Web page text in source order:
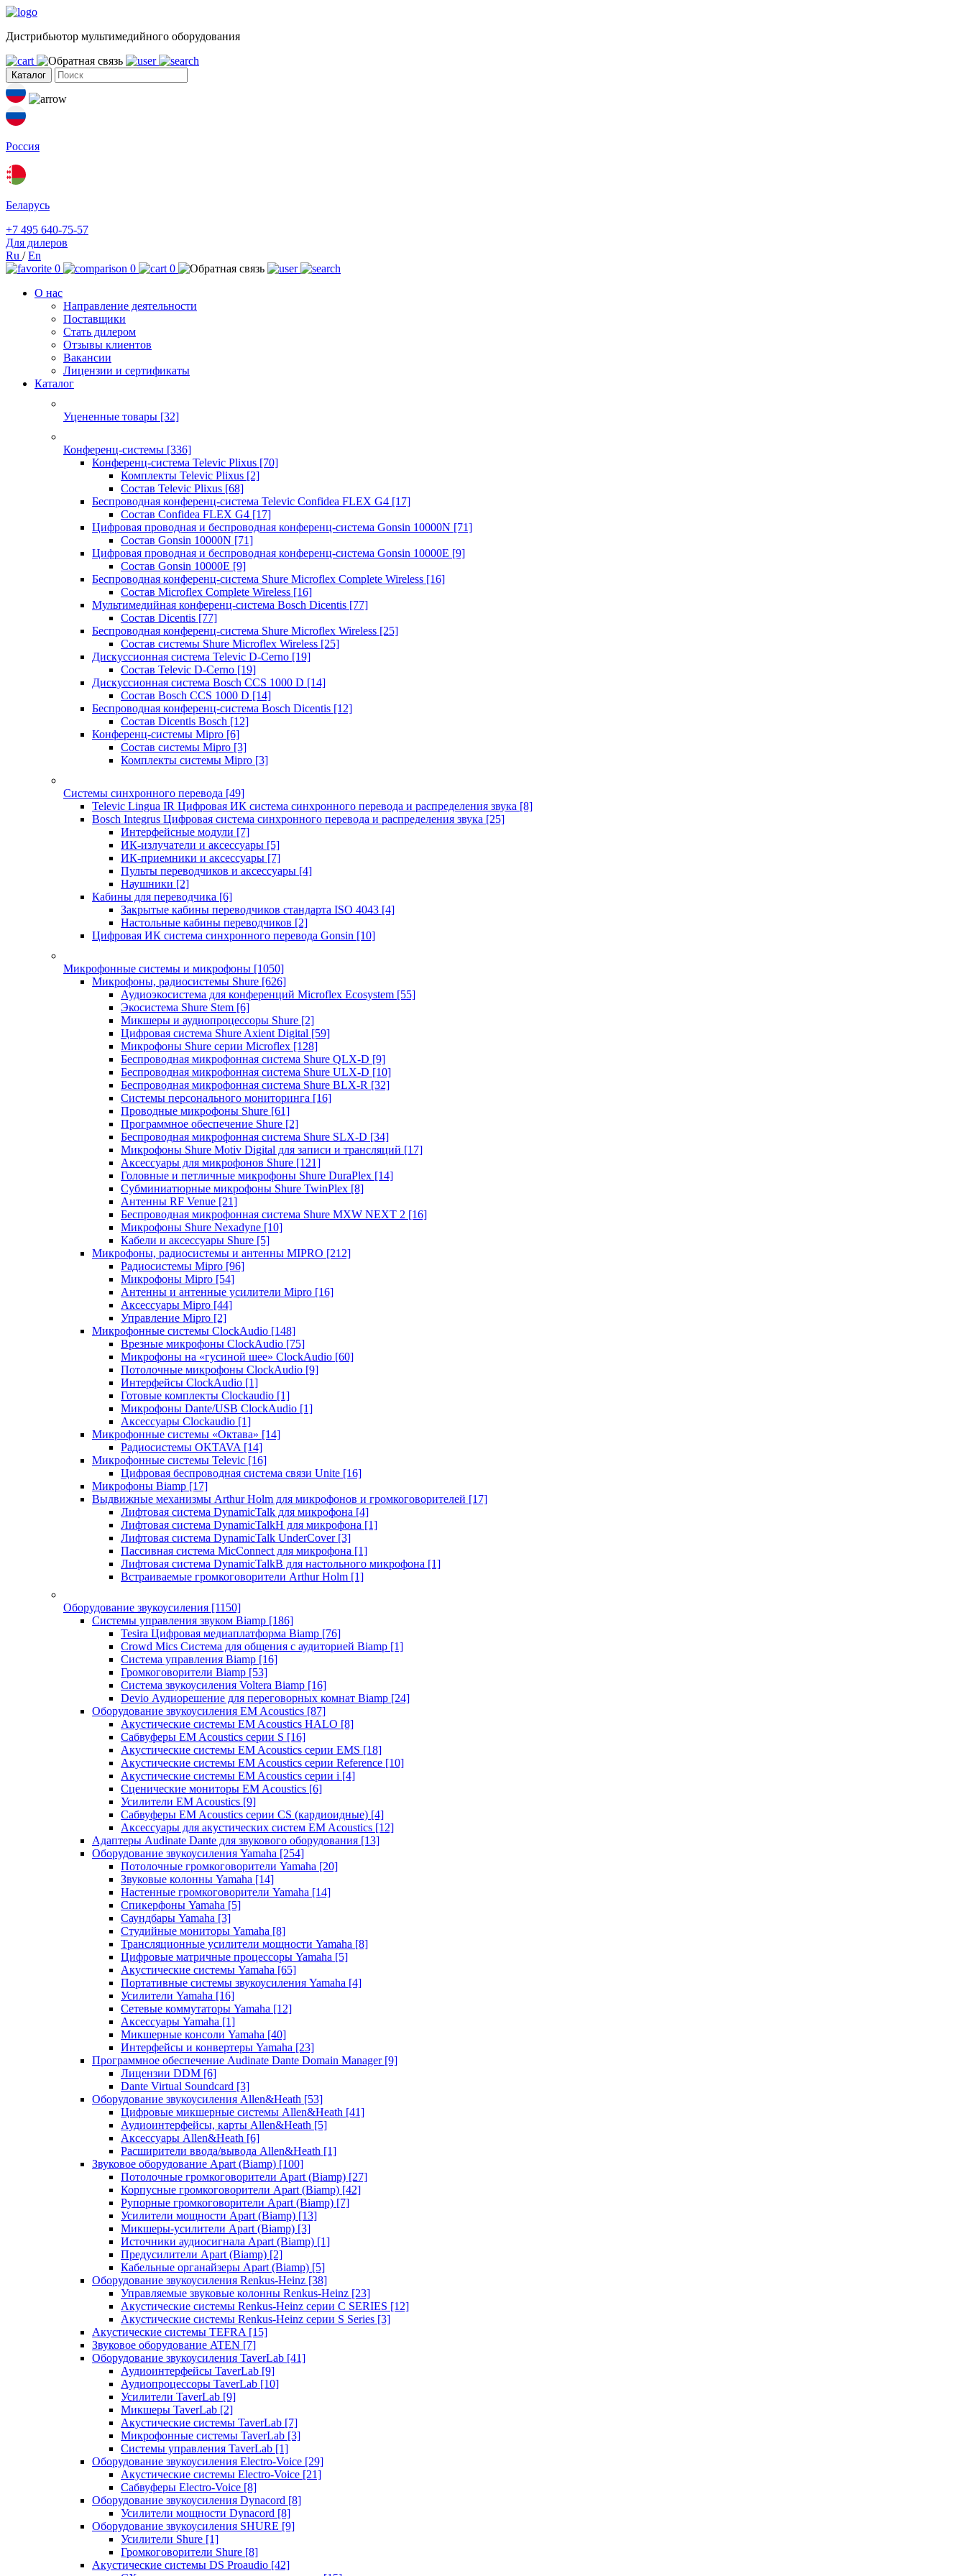
Дистрибьютор мультимедийного оборудования
Каталог
Россия
Беларусь
+7 495 640-75-57
Для дилеров
Ru /En
0
0
0
О нас
Направление деятельности
Поставщики
Стать дилером
Отзывы клиентов
Вакансии
Лицензии и сертификаты
Каталог
Уцененные товары [32]
Конференц-системы [336]
Конференц-система Televic Plixus [70]
Комплекты Televic Plixus [2]
Состав Televic Plixus [68]
Беспроводная конференц-система Televic Confidea FLEX G4 [17]
Состав Confidea FLEX G4 [17]
Цифровая проводная и беспроводная конференц-система Gonsin 10000N [71]
Состав Gonsin 10000N [71]
Цифровая проводная и беспроводная конференц-система Gonsin 10000E [9]
Состав Gonsin 10000E [9]
Беспроводная конференц-система Shure Microflex Complete Wireless [16]
Состав Microflex Complete Wireless [16]
Мультимедийная конференц-система Bosch Dicentis [77]
Состав Dicentis [77]
Беспроводная конференц-система Shure Microflex Wireless [25]
Состав системы Shure Microflex Wireless [25]
Дискуссионная система Televic D-Cerno [19]
Состав Televic D-Cerno [19]
Дискуссионная система Bosch CCS 1000 D [14]
Состав Bosch CCS 1000 D [14]
Беспроводная конференц-система Bosch Dicentis [12]
Состав Dicentis Bosch [12]
Конференц-системы Mipro [6]
Состав системы Mipro [3]
Комплекты системы Mipro [3]
Системы синхронного перевода [49]
Televic Lingua IR Цифровая ИК система синхронного перевода и распределения звука [8]
Bosch Integrus Цифровая система синхронного перевода и распределения звука [25]
Интерфейсные модули [7]
ИК-излучатели и аксессуары [5]
ИК-приемники и аксессуары [7]
Пульты переводчиков и аксессуары [4]
Наушники [2]
Кабины для переводчика [6]
Закрытые кабины переводчиков стандарта ISO 4043 [4]
Настольные кабины переводчиков [2]
Цифровая ИК система синхронного перевода Gonsin [10]
Микрофонные системы и микрофоны [1050]
Микрофоны, радиосистемы Shure [626]
Аудиоэкосистема для конференций Microflex Ecosystem [55]
Экосистема Shure Stem [6]
Микшеры и аудиопроцессоры Shure [2]
Цифровая система Shure Axient Digital [59]
Микрофоны Shure серии Microflex [128]
Беспроводная микрофонная система Shure QLX-D [9]
Беспроводная микрофонная система Shure ULX-D [10]
Беспроводная микрофонная система Shure BLX-R [32]
Системы персонального мониторинга [16]
Проводные микрофоны Shure [61]
Программное обеспечение Shure [2]
Беспроводная микрофонная система Shure SLX-D [34]
Микрофоны Shure Motiv Digital для записи и трансляций [17]
Аксессуары для микрофонов Shure [121]
Головные и петличные микрофоны Shure DuraPlex [14]
Субминиатюрные микрофоны Shure TwinPlex [8]
Антенны RF Venue [21]
Беспроводная микрофонная система Shure MXW NEXT 2 [16]
Микрофоны Shure Nexadyne [10]
Кабели и аксессуары Shure [5]
Микрофоны, радиосистемы и антенны MIPRO [212]
Радиосистемы Mipro [96]
Микрофоны Mipro [54]
Антенны и антенные усилители Mipro [16]
Аксессуары Mipro [44]
Управление Mipro [2]
Микрофонные системы ClockAudio [148]
Врезные микрофоны ClockAudio [75]
Микрофоны на «гусиной шее» ClockAudio [60]
Потолочные микрофоны ClockAudio [9]
Интерфейсы ClockAudio [1]
Готовые комплекты Clockaudio [1]
Микрофоны Dante/USB ClockAudio [1]
Аксессуары Clockaudio [1]
Микрофонные системы «Октава» [14]
Радиосистемы OKTAVA [14]
Микрофонные системы Televic [16]
Цифровая беспроводная система связи Unite [16]
Микрофоны Biamp [17]
Выдвижные механизмы Arthur Holm для микрофонов и громкоговорителей [17]
Лифтовая система DynamicTalk для микрофона [4]
Лифтовая система DynamicTalkH для микрофона [1]
Лифтовая система DynamicTalk UnderCover [3]
Пассивная система MicConnect для микрофона [1]
Лифтовая система DynamicTalkB для настольного микрофона [1]
Встраиваемые громкоговорители Arthur Holm [1]
Оборудование звукоусиления [1150]
Системы управления звуком Biamp [186]
Tesira Цифровая медиаплатформа Biamp [76]
Crowd Mics Система для общения с аудиторией Biamp [1]
Система управления Biamp [16]
Громкоговорители Biamp [53]
Система звукоусиления Voltera Biamp [16]
Devio Аудиорешение для переговорных комнат Biamp [24]
Оборудование звукоусиления EM Acoustics [87]
Акустические системы EM Acoustics HALO [8]
Сабвуферы EM Acoustics серии S [16]
Акустические системы EM Acoustics серии EMS [18]
Акустические системы EM Acoustics серии Reference [10]
Акустические системы EM Acoustics серии i [4]
Сценические мониторы EM Acoustics [6]
Усилители EM Acoustics [9]
Сабвуферы EM Acoustics серии CS (кардиоидные) [4]
Аксессуары для акустических систем EM Acoustics [12]
Адаптеры Audinate Dante для звукового оборудования [13]
Оборудование звукоусиления Yamaha [254]
Потолочные громкоговорители Yamaha [20]
Звуковые колонны Yamaha [14]
Настенные громкоговорители Yamaha [14]
Спикерфоны Yamaha [5]
Саундбары Yamaha [3]
Студийные мониторы Yamaha [8]
Трансляционные усилители мощности Yamaha [8]
Цифровые матричные процессоры Yamaha [5]
Акустические системы Yamaha [65]
Портативные системы звукоусиления Yamaha [4]
Усилители Yamaha [16]
Сетевые коммутаторы Yamaha [12]
Аксессуары Yamaha [1]
Микшерные консоли Yamaha [40]
Интерфейсы и конвертеры Yamaha [23]
Программное обеспечение Audinate Dante Domain Manager [9]
Лицензии DDM [6]
Dante Virtual Soundcard [3]
Оборудование звукоусиления Allen&Heath [53]
Цифровые микшерные системы Allen&Heath [41]
Аудиоинтерфейсы, карты Allen&Heath [5]
Аксессуары Allen&Heath [6]
Расширители ввода/вывода Allen&Heath [1]
Звуковое оборудование Apart (Biamp) [100]
Потолочные громкоговорители Apart (Biamp) [27]
Корпусные громкоговорители Apart (Biamp) [42]
Рупорные громкоговорители Apart (Biamp) [7]
Усилители мощности Apart (Biamp) [13]
Микшеры-усилители Apart (Biamp) [3]
Источники аудиосигнала Apart (Biamp) [1]
Предусилители Apart (Biamp) [2]
Кабельные органайзеры Apart (Biamp) [5]
Оборудование звукоусиления Renkus-Heinz [38]
Управляемые звуковые колонны Renkus-Heinz [23]
Акустические системы Renkus-Heinz серии C SERIES [12]
Акустические системы Renkus-Heinz серии S Series [3]
Акустические системы TEFRA [15]
Звуковое оборудование ATEN [7]
Оборудование звукоусиления TaverLab [41]
Аудиоинтерфейсы TaverLab [9]
Аудиопроцессоры TaverLab [10]
Усилители TaverLab [9]
Микшеры TaverLab [2]
Акустические системы TaverLab [7]
Микрофонные системы TaverLab [3]
Системы управления TaverLab [1]
Оборудование звукоусиления Electro-Voice [29]
Акустические системы Electro-Voice [21]
Сабвуферы Electro-Voice [8]
Оборудование звукоусиления Dynacord [8]
Усилители мощности Dynacord [8]
Оборудование звукоусиления SHURE [9]
Усилители Shure [1]
Громкоговорители Shure [8]
Акустические системы DS Proaudio [42]